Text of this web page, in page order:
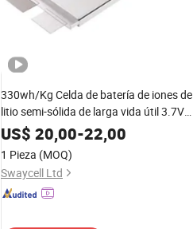
330wh/Kg Celda de batería de iones de
litio semi-sólida de larga vida útil 3.7V
27ah para dron Vtol multirrotor
hexacóptero
US$ 20,00-22,00
1 Pieza (MOQ)
Swaycell Ltd